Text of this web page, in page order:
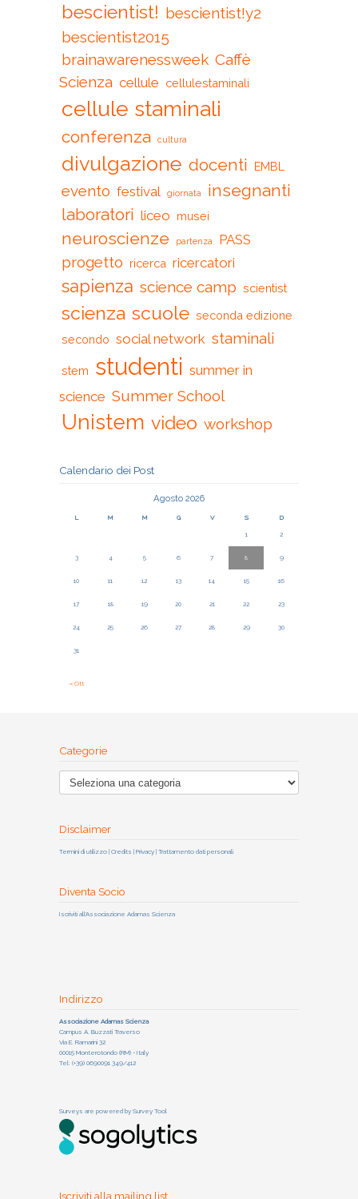
bescientist! bescientist!y2
bescientist2015
brainawarenessweek Caffè
Scienza cellule cellulestaminali
cellule staminali
conferenza cultura
divulgazione docenti EMBL
evento festival giornata
insegnanti
laboratori liceo musei
neuroscienze partenza PASS
progetto ricerca ricercatori
sapienza science camp scientist
scienza scuole seconda edizione
secondo social network staminali
stem studenti summer in
science Summer School
Unistem video workshop
Calendario dei Post
Agosto 2026
L M M G V S D
1 2
3 4 5 6 7 8 9
10 11 12 13 14 15 16
17 18 19 20 21 22 23
24 25 26 27 28 29 30
31
« Ott
Categorie
Disclaimer
Termini di utilizzo | Credits | Privacy | Trattamento dati personali
Diventa Socio
Iscriviti all'Associazione Adamas Scienza
Indirizzo
Associazione Adamas Scienza
Campus A. Buzzati Traverso
Via E. Ramarini 32
00015 Monterotondo (RM) - Italy
Tel: (+39) 0690091 349/412
Surveys are powered by Survey Tool
Iscriviti alla mailing list